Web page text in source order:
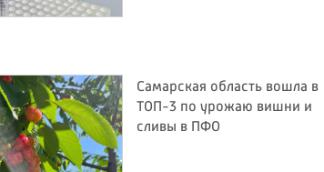
Самарская область вошла в
ТОП-3 по урожаю вишни и
сливы в ПФО